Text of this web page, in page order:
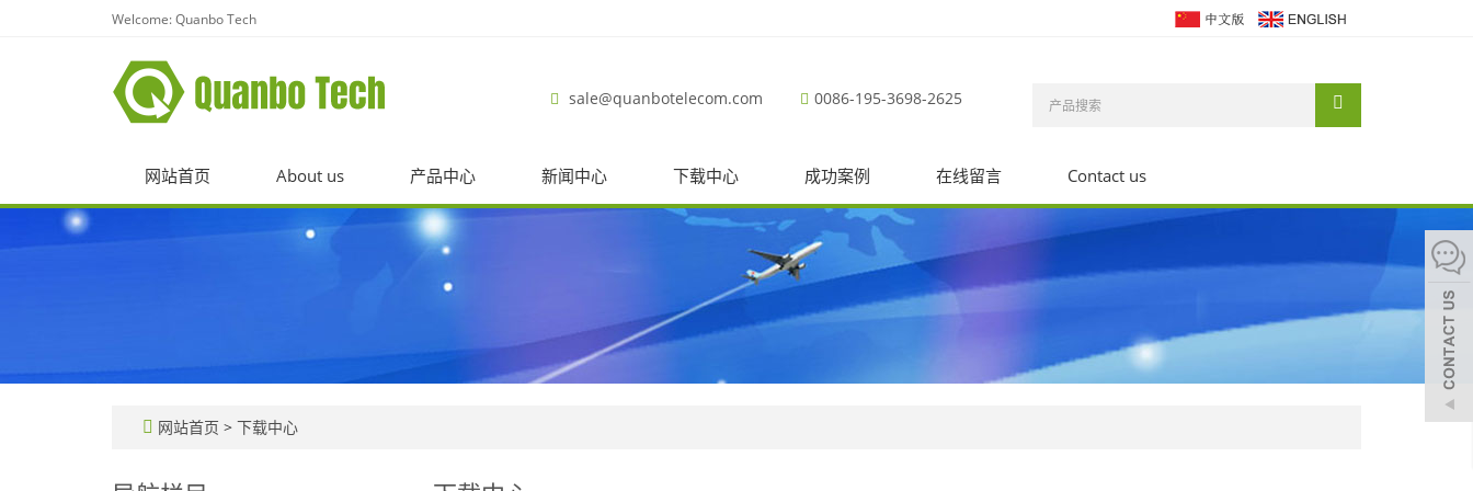
Welcome: Quanbo Tech
sale@quanbotelecom.com 0086-195-3698-2625
网站首页 About us 产品中心 新闻中心 下载中心 成功案例 在线留言 Contact us
网站首页 > 下载中心